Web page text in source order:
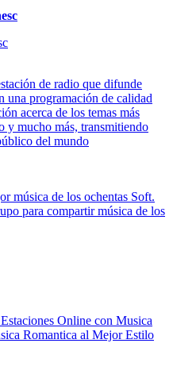
de radio que difunde
una programación de calidad
acerca de los temas más
y mucho más, transmitiendo
del mundo
música de los ochentas Soft.
para compartir música de los
Online con Musica
Romantica al Mejor Estilo